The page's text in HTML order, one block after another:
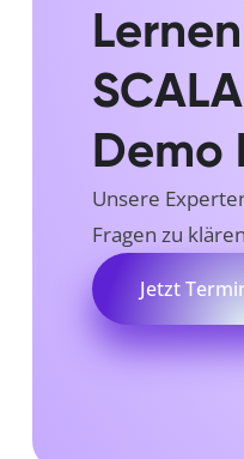
Demo
Unsere
Fragen zu
Jetzt